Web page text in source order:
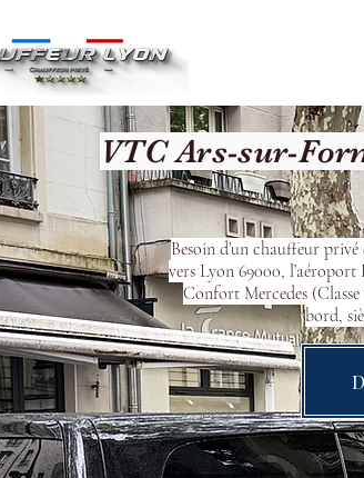
VTC Ars-sur-
Besoin d’un chauffeur
vers Lyon 69000, l’aéroport
Confort Mercedes
bord,